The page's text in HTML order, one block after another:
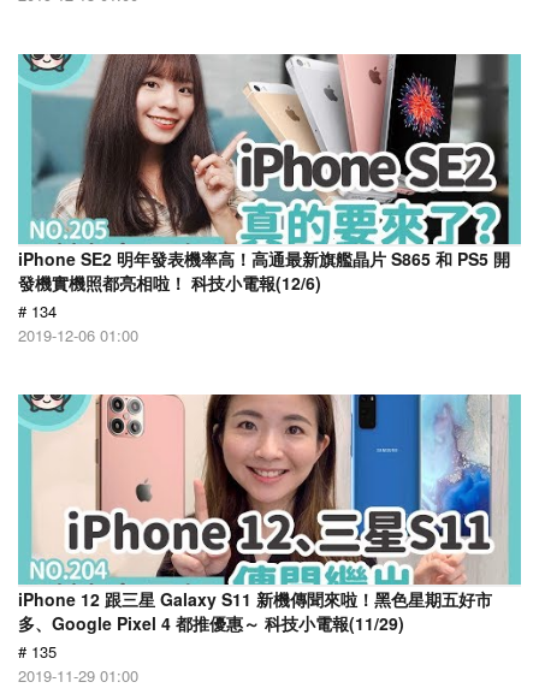
iPhone SE2 明年發表機率高！高通最新旗艦晶片 S865 和 PS5 開
發機實機照都亮相啦！ 科技小電報(12/6)
# 134
2019-12-06 01:00
iPhone 12 跟三星 Galaxy S11 新機傳聞來啦！黑色星期五好市
多、Google Pixel 4 都推優惠～ 科技小電報(11/29)
# 135
2019-11-29 01:00